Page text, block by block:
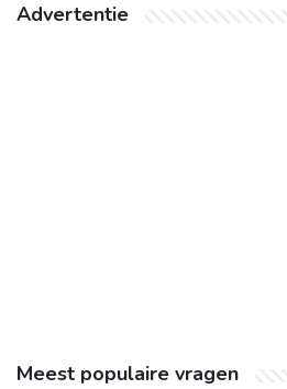
Advertentie
Meest populaire vragen